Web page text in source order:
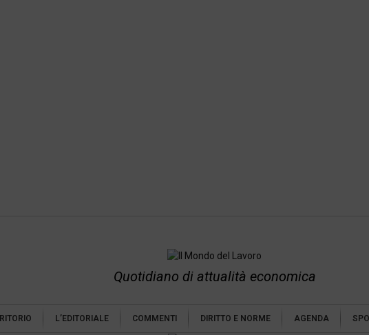
Quotidiano di attualità economica
L’EDITORIALE COMMENTI DIRITTO E NORME AGENDA